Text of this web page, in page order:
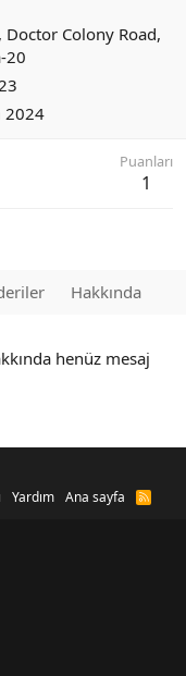
Doctor Colony Road,
20
2024
Puanları
1
Hakkında
henüz mesaj
Yardım Ana sayfa
R